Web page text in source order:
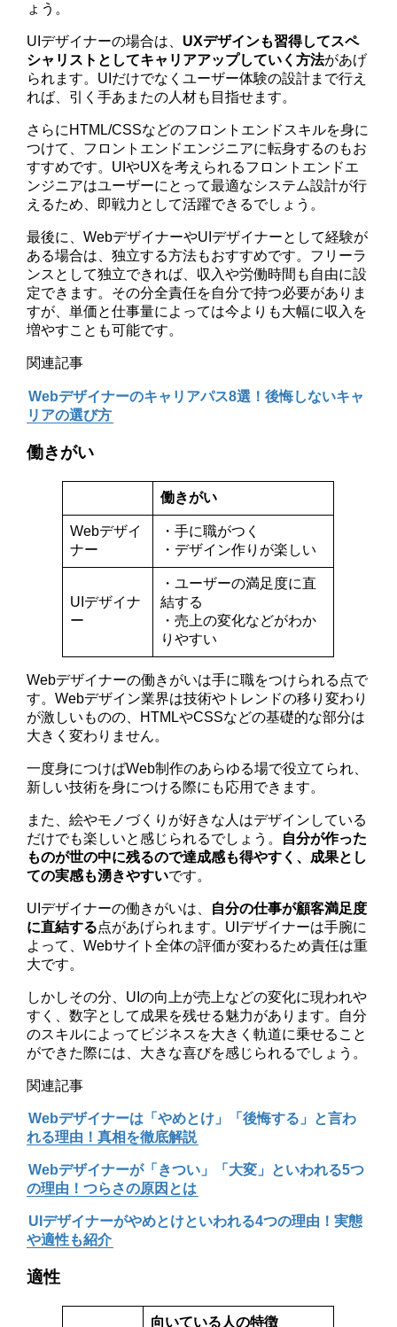
ょう。
UIデザイナーの場合は、 UXデザインも習得してスペ
シャリストとしてキャリアアップしていく方法があげ
られます。UIだけでなくユーザー体験の設計まで行え
れば、引く手あまたの人材も目指せます。
さらにHTML/CSSなどのフロントエンドスキルを身に
つけて、フロントエンドエンジニアに転身するのもお
すすめです。UIやUXを考えられるフロントエンドエ
ンジニアはユーザーにとって最適なシステム設計が行
えるため、即戦力として活躍できるでしょう。
最後に、WebデザイナーやUIデザイナーとして経験が
ある場合は、独立する方法もおすすめです。フリーラ
ンスとして独立できれば、収入や労働時間も自由に設
定できます。その分全責任を自分で持つ必要がありま
すが、単価と仕事量によっては今よりも大幅に収入を
増やすことも可能です。
関連記事
Webデザイナーのキャリアパス8選！後悔しないキャ
リアの選び方
働きがい
働きがい
Webデザイ
ナー
・手に職がつく
・デザイン作りが楽しい
UIデザイナ
ー
・ユーザーの満足度に直
結する
・売上の変化などがわか
りやすい
Webデザイナーの働きがいは手に職をつけられる点で
す。Webデザイン業界は技術やトレンドの移り変わり
が激しいものの、HTMLやCSSなどの基礎的な部分は
大きく変わりません。
一度身につけばWeb制作のあらゆる場で役立てられ、
新しい技術を身につける際にも応用できます。
また、絵やモノづくりが好きな人はデザインしている
だけでも楽しいと感じられるでしょう。 自分が作った
ものが世の中に残るので達成感も得やすく、成果とし
ての実感も湧きやすいです。
UIデザイナーの働きがいは、 自分の仕事が顧客満足度
に直結する点があげられます。UIデザイナーは手腕に
よって、Webサイト全体の評価が変わるため責任は重
大です。
しかしその分、UIの向上が売上などの変化に現われや
すく、数字として成果を残せる魅力があります。自分
のスキルによってビジネスを大きく軌道に乗せること
ができた際には、大きな喜びを感じられるでしょう。
関連記事
Webデザイナーは「やめとけ」「後悔する」と言わ
れる理由！真相を徹底解説
Webデザイナーが「きつい」「大変」といわれる5つ
の理由！つらさの原因とは
UIデザイナーがやめとけといわれる4つの理由！実態
や適性も紹介
適性
向いている人の特徴